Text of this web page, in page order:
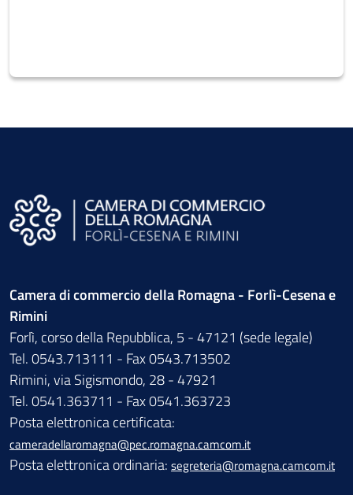
Camera di commercio della Romagna - Forlì-Cesena e
Rimini
Forlì, corso della Repubblica, 5 - 47121 (sede legale)
Tel. 0543.713111 - Fax 0543.713502
Rimini, via Sigismondo, 28 - 47921
Tel. 0541.363711 - Fax 0541.363723
Posta elettronica certificata:
cameradellaromagna@pec.romagna.camcom.it
Posta elettronica ordinaria: segreteria@romagna.camcom.it